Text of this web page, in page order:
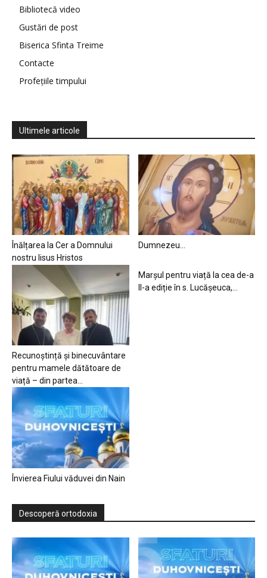
Bibliotecă video
Gustări de post
Biserica Sfinta Treime
Contacte
Profețiile timpului
Ultimele articole
Înălțarea la Cer a Domnului
nostru Iisus Hristos
Dumnezeu…
Recunoștință și binecuvântare
pentru mamele dătătoare de
viață – din partea...
Marșul pentru viață la cea de-a
II-a ediție în s. Lucășeuca,...
Învierea Fiului văduvei din Nain
Descoperă ortodoxia